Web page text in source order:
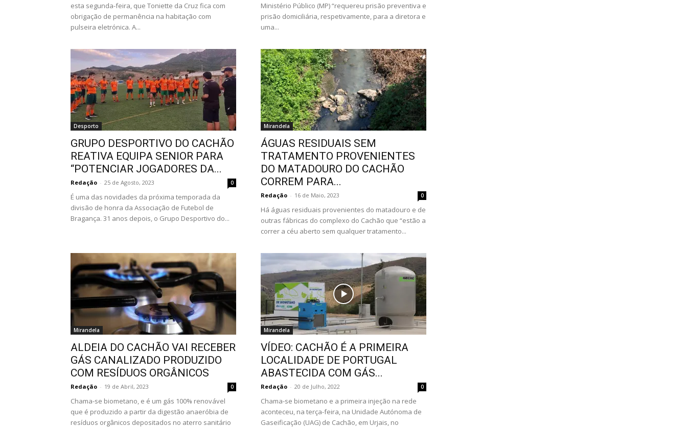
esta segunda-feira, que Toniette da Cruz fica com
obrigação de permanência na habitação com
pulseira eletrónica. A...
Ministério Público (MP) “requereu prisão preventiva e
prisão domiciliária, respetivamente, para a diretora e
uma...
Desporto
GRUPO DESPORTIVO DO CACHÃO
REATIVA EQUIPA SENIOR PARA
“POTENCIAR JOGADORES DA...
Redação - 25 de Agosto, 2023 0
É uma das novidades da próxima temporada da
divisão de honra da Associação de Futebol de
Bragança. 31 anos depois, o Grupo Desportivo do...
Mirandela
ÁGUAS RESIDUAIS SEM
TRATAMENTO PROVENIENTES
DO MATADOURO DO CACHÃO
CORREM PARA...
Redação - 16 de Maio, 2023 0
Há águas residuais provenientes do matadouro e de
outras fábricas do complexo do Cachão que “estão a
correr a céu aberto sem qualquer tratamento...
Mirandela
ALDEIA DO CACHÃO VAI RECEBER
GÁS CANALIZADO PRODUZIDO
COM RESÍDUOS ORGÂNICOS
Redação - 19 de Abril, 2023 0
Chama-se biometano, e é um gás 100% renovável
que é produzido a partir da digestão anaeróbia de
resíduos orgânicos depositados no aterro sanitário
Mirandela
VÍDEO: CACHÃO É A PRIMEIRA
LOCALIDADE DE PORTUGAL
ABASTECIDA COM GÁS...
Redação - 20 de Julho, 2022 0
Chama-se biometano e a primeira injeção na rede
aconteceu, na terça-feira, na Unidade Autónoma de
Gaseificação (UAG) de Cachão, em Urjais, no